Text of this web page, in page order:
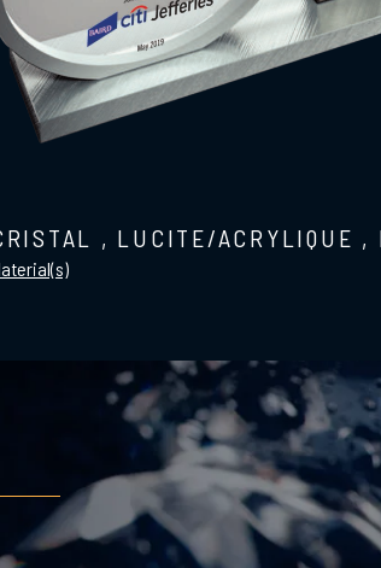
, LUCITE/ACRYLIQUE ,